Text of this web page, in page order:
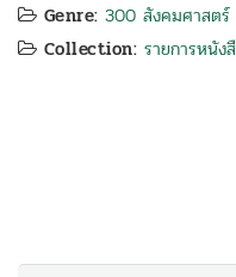
Genre: 300 สังคมศาสตร์
Collection: รายการหนัง